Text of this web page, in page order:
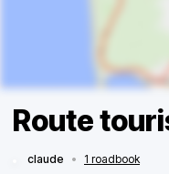
Route
claude • 1 roadbook